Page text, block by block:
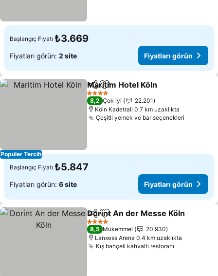
Başlangıç Fiyatı ₺3.669
Fiyatları görün: 2 site Fiyatları görün
Popüler Tercih
PaylaşFavorilerime ekle
Maritim Hotel Köln
4 Yıldız
8,2 Çok iyi
22.201
Köln Kadetrali 0.7 km uzaklıkta
Çeşitli yemek ve bar seçenekleri
Başlangıç Fiyatı ₺5.847
Fiyatları görün: 6 site Fiyatları görün
PaylaşFavorilerime ekle
Dorint An der Messe Köln
4 Yıldız
8,5 Mükemmel
20.930
Lanxess Arena 0.4 km uzaklıkta
Kış bahçeli kahvaltı restoranı